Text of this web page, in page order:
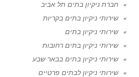
חברת ניקיון בתים תל אביב
שירותי ניקיון בתים בקריות
שירותי ניקיון בתים
שירותי ניקיון בתים רחובות
שירותי ניקיון בתים בבאר שבע
שירותי ניקיון לבתים פרטיים